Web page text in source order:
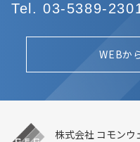
Tel. 03-5389-
WEBか
株式会社 コモンウ